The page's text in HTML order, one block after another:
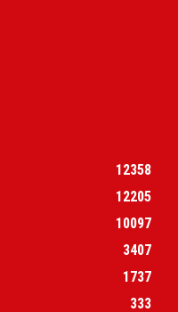
12358
12205
10097
3407
1737
333